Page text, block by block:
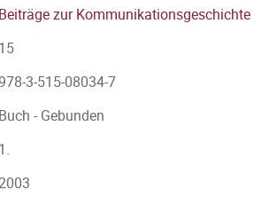
Beiträge zur Kommunikationsgeschichte
15
3-515-08034-7
Buch - Gebunden
1.